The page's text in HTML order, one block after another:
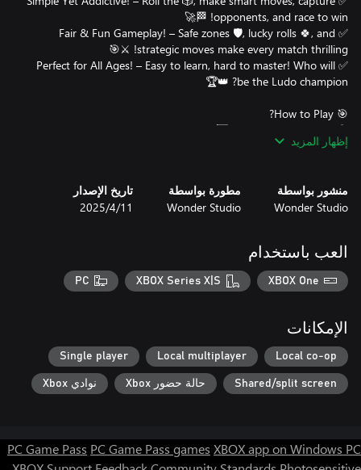
✅ Fair & Fun Gameplay! – Safe zones 🛡️, lucky rolls 🍀, and
✅ Perfect for All Ages! – Easy to learn, hard to master! Who will
🚀 Download now and start rolling! The ultimate Ludo challenge
إظهار المزيد
منشور بواسطة
Wonder Studio
مطورة بواسطة
Wonder Studio
تاريخ الإصدار
11‏/4‏/2025
العب باستخدام
XBOX One
XBOX Series X|S
PC
الإمكانات
Local co-op
Local multiplayer
Single player
Shared/split screen حالة حضور Xbox نوادي Xbox
PC Game Pass PC Game Pass games XBOX app on Windows PC